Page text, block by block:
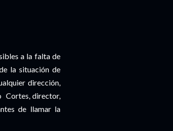
a la falta de
la situación de
dirección,
Cortes, director,
de llamar la